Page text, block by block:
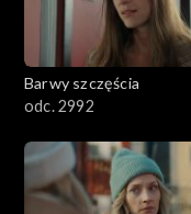
1701–1800
1601–1700
1501–1600
1401–1500
Barwy szczęścia
odc. 2992